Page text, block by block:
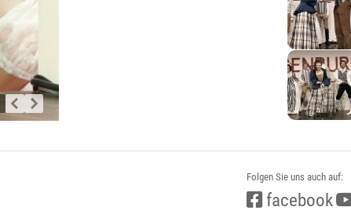
Folgen Sie uns auch auf:
facebook